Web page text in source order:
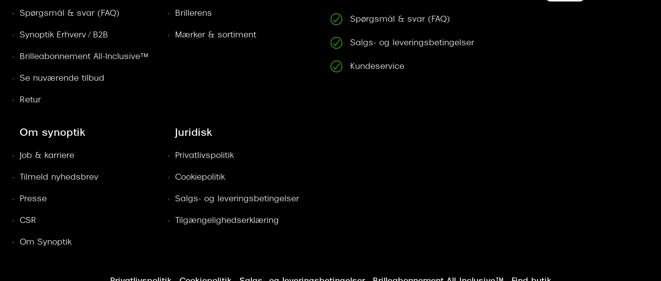
Spørgsmål & svar (FAQ)
Synoptik Erhverv / B2B
Brilleabonnement All-Inclusive™
Se nuværende tilbud
Retur
Brillerens
Mærker & sortiment
Spørgsmål & svar (FAQ)
Salgs- og leveringsbetingelser
Kundeservice
Om synoptik
Job & karriere
Tilmeld nyhedsbrev
Presse
CSR
Om Synoptik
Juridisk
Privatlivspolitik
Cookiepolitik
Salgs- og leveringsbetingelser
Tilgængelighedserklæring